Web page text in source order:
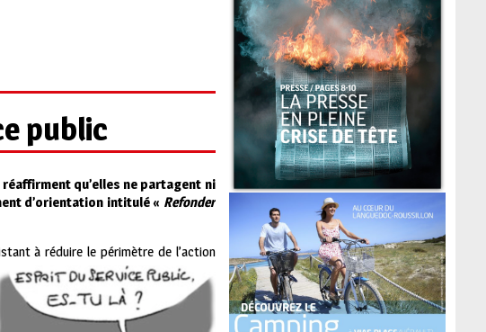
public
réaffirment qu’elles ne partagent ni
d’orientation intitulé « Refonder
à réduire le périmètre de l’action